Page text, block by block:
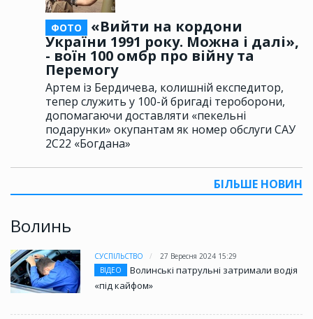
ФОТО
«Вийти на кордони
України 1991 року. Можна і далі»,
- воїн 100 омбр про війну та
Перемогу
Артем із Бердичева, колишній експедитор,
тепер служить у 100-й бригаді тероборони,
допомагаючи доставляти «пекельні
подарунки» окупантам як номер обслуги САУ
2С22 «Богдана»
БІЛЬШЕ НОВИН
Волинь
СУСПІЛЬСТВО
27 Вересня 2024 15:29
ВІДЕО
Волинські патрульні затримали водія
«під кайфом»